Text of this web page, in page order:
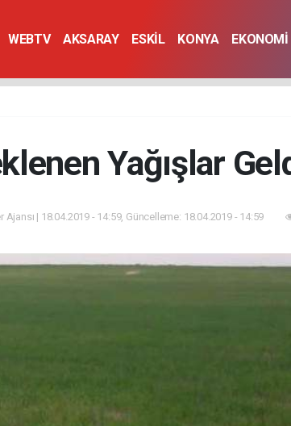
WEBTV AKSARAY ESKİL KONYA EKONOMİ
Yağışlar
| 18.04.2019 - 14:59, Güncelleme: 18.04.2019 - 14:59